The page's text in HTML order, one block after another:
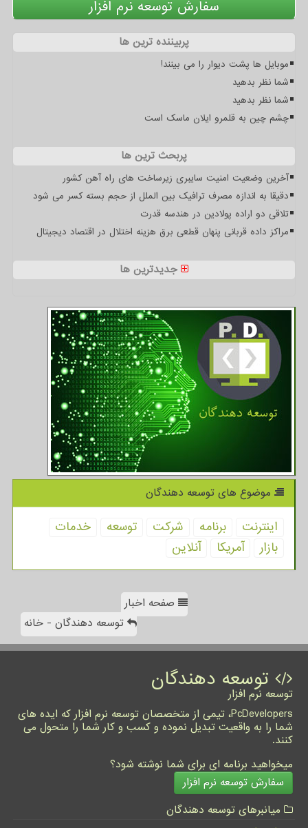
سفارش توسعه نرم افزار
پربیننده ترین ها
موبایل ها پشت دیوار را می بینند!
شما نظر بدهید
شما نظر بدهید
چشم چین به قلمرو ایلان ماسک است
پربحث ترین ها
آخرین وضعیت امنیت سایبری زیرساخت های راه آهن کشور
دقیقا به اندازه مصرف ترافیک بین الملل از حجم بسته کسر می شود
تلاقی دو اراده پولادین در هندسه قدرت
مراکز داده قربانی پنهان قطعی برق هزینه اختلال در اقتصاد دیجیتال
جدیدترین ها
موضوع های توسعه دهندگان
اینترنت برنامه شركت توسعه
خدمات
بازار
آمریكا آنلاین
صفحه اخبار
توسعه دهندگان - خانه
توسعه دهندگان
توسعه نرم افزار
PcDevelopers، تیمی از متخصصان توسعه نرم افزار که ایده های
شما را به واقعیت تبدیل نموده و کسب و کار شما را متحول می
کنند.
میخواهید برنامه ای برای شما نوشته شود؟
سفارش توسعه نرم افزار
میانبرهای توسعه دهندگان